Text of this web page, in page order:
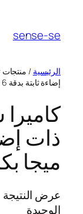
sense-se
الرئيسية / منتجات
إضاءة ثابتة بدقة 6 ميجا بكسل”
ميجا
عرض النتيجة
الوحيدة